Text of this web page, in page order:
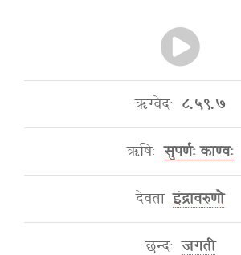
ऋग्वेदः ८.५९.७
ऋषिः सुपर्णः काण्वः
देवता इंद्रावरुणौ
छन्दः जगती